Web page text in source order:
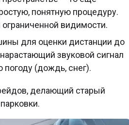
понятную процедуру.
видимости.
для оценки дистанции до
звуковой сигнал
(дождь, снег).
делающий старый